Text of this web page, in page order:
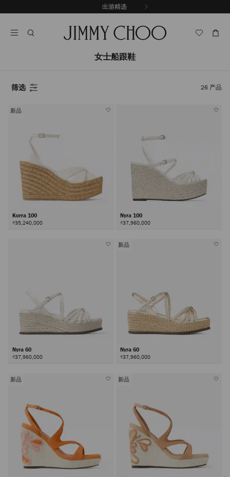
至
出游精选
女士船跟鞋
筛选 26 产品
新品
Korra 100
₫35,240,000
Nyra 100
₫37,960,000
Nyra 60
₫37,960,000
新品
Nyra 60
₫37,960,000
新品 新品